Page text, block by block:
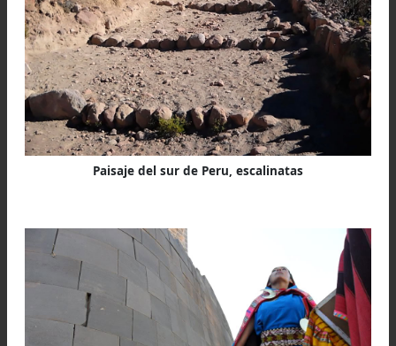
Comentarios Reales del año 1609 nos
respecto diciendo que“Los hombres las
con grandísimo menosprecio. Las mujeres
hablaban con ellas, so pena de haber el
nombre y ser trasquiladas en público, y dadas
infames, y ser repudiadas de los maridos si
casadas. No las llamaban por su nombre
sino pampayruna, que es ramera”